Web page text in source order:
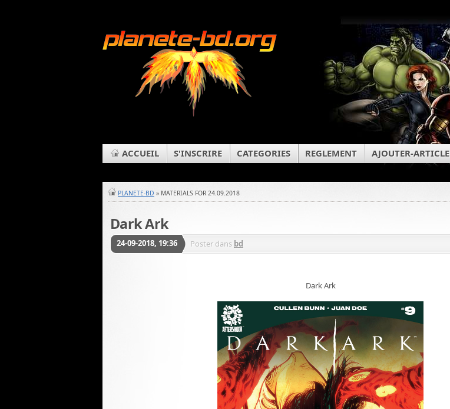
ACCUEIL S'INSCRIRE CATEGORIES REGLEMENT AJOUTER-ARTICLE
PLANETE-BD » MATERIALS FOR 24.09.2018
Dark Ark
24-09-2018, 19:36 Poster dans bd
Dark Ark